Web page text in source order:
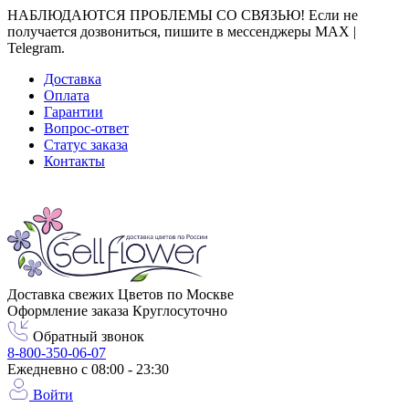
НАБЛЮДАЮТСЯ ПРОБЛЕМЫ СО СВЯЗЬЮ! Если не
получается дозвониться, пишите в мессенджеры MAX |
Telegram.
Доставка
Оплата
Гарантии
Вопрос-ответ
Статус заказа
Контакты
Доставка свежих Цветов по Москве
Оформление заказа Круглосуточно
Обратный звонок
8-800-350-06-07
Ежедневно с 08:00 - 23:30
Войти